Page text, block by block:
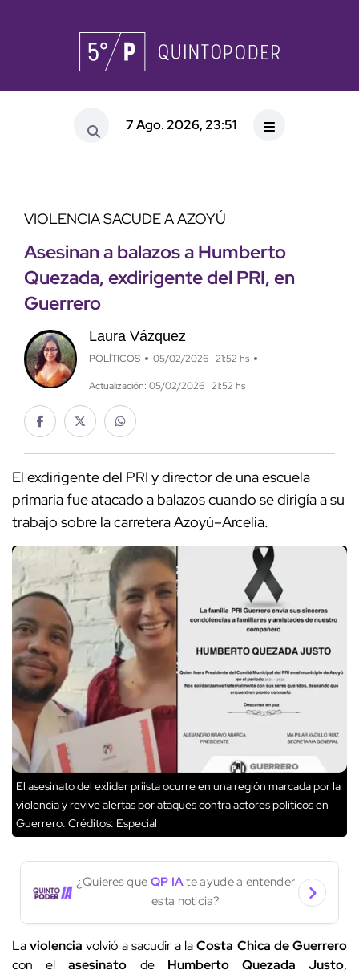
7 Ago. 2026, 23:51
VIOLENCIA SACUDE A AZOYÚ
Asesinan a balazos a Humberto
Quezada, exdirigente del PRI, en
Guerrero
Laura Vázquez
POLÍTICOS 05/02/2026 · 21:52 hs
Actualización: 05/02/2026 · 21:52 hs
El exdirigente del PRI y director de una escuela
primaria fue atacado a balazos cuando se dirigía a su
trabajo sobre la carretera Azoyú–Arcelia.
El asesinato del exlíder priista ocurre en una región marcada por la
violencia y revive alertas por ataques contra actores políticos en
Guerrero. Créditos: Especial
¿Quieres que QP IAte ayude a entender
esta noticia?
Laviolencia volvió a sacudir a laCosta Chica de Guerrero
con elasesinato de Humberto Quezada Justo,